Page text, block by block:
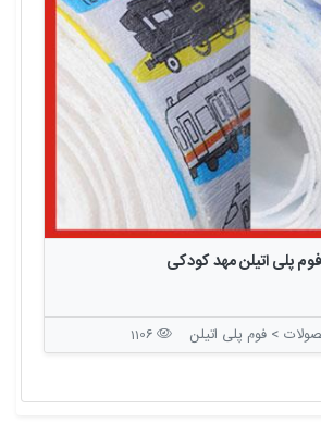
فوم پلی اتیلن مهد کودکی
> فوم پلی اتیلن